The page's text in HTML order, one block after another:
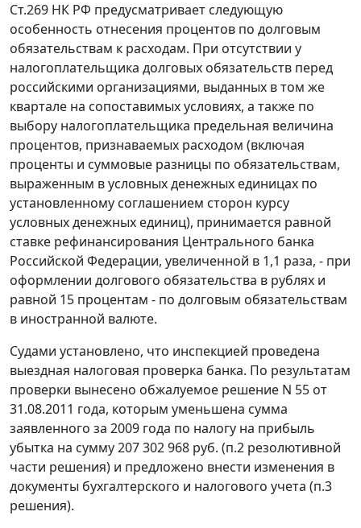
Ст.269 НК РФ предусматривает следующую
особенность отнесения процентов по долговым
обязательствам к расходам. При отсутствии у
налогоплательщика долговых обязательств перед
российскими организациями, выданных в том же
квартале на сопоставимых условиях, а также по
выбору налогоплательщика предельная величина
процентов, признаваемых расходом (включая
проценты и суммовые разницы по обязательствам,
выраженным в условных денежных единицах по
установленному соглашением сторон курсу
условных денежных единиц), принимается равной
ставке рефинансирования Центрального банка
Российской Федерации, увеличенной в 1,1 раза, - при
оформлении долгового обязательства в рублях и
равной 15 процентам - по долговым обязательствам
в иностранной валюте.
Судами установлено, что инспекцией проведена
выездная налоговая проверка банка. По результатам
проверки вынесено обжалуемое решение N 55 от
31.08.2011 года, которым уменьшена сумма
заявленного за 2009 года по налогу на прибыль
убытка на сумму 207 302 968 руб. (п.2 резолютивной
части решения) и предложено внести изменения в
документы бухгалтерского и налогового учета (п.3
решения).